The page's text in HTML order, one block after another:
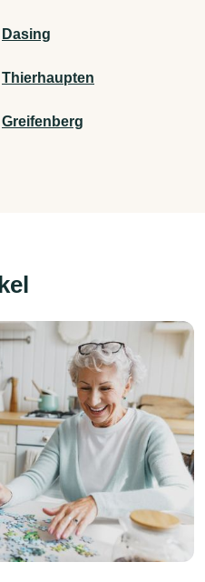
Dasing
Thierhaupten
Greifenberg